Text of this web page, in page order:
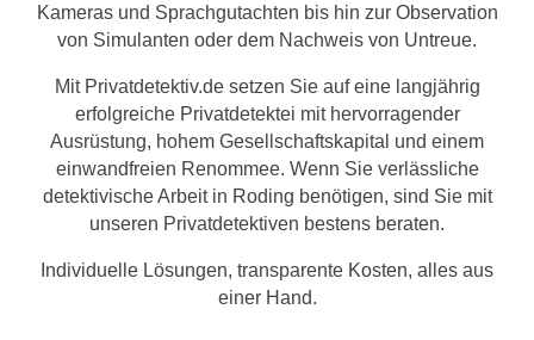
Kameras und Sprachgutachten bis hin zur Observation
von Simulanten oder dem Nachweis von Untreue.
Mit Privatdetektiv.de setzen Sie auf eine langjährig
erfolgreiche Privatdetektei mit hervorragender
Ausrüstung, hohem Gesellschaftskapital und einem
einwandfreien Renommee. Wenn Sie verlässliche
detektivische Arbeit in Roding benötigen, sind Sie mit
unseren Privatdetektiven bestens beraten.
Individuelle Lösungen, transparente Kosten, alles aus
einer Hand.